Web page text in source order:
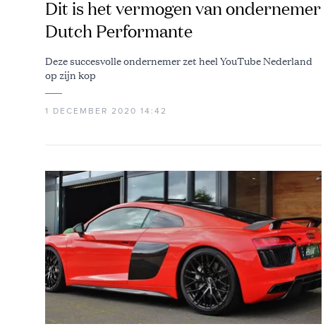
Dit is het vermogen van ondernemer
Dutch Performante
Deze succesvolle ondernemer zet heel YouTube Nederland
op zijn kop
1 DECEMBER 2020 14:42